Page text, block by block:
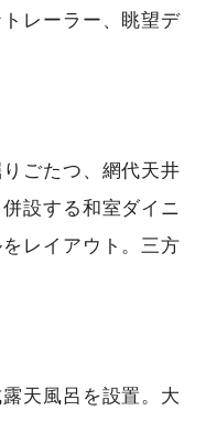
レーラー、眺望デ
ごたつ、網代天井
設する和室ダイニ
レイアウト。三方
天風呂を設置。大